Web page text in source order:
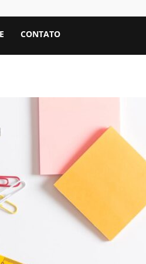
CONTATO